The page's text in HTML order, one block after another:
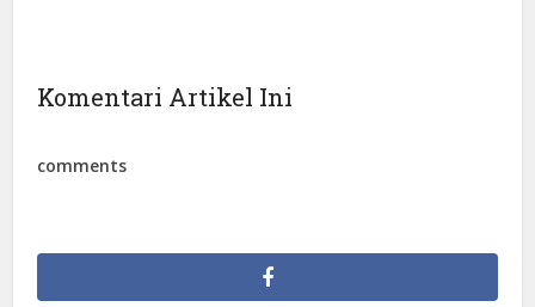
Komentari Artikel Ini
comments